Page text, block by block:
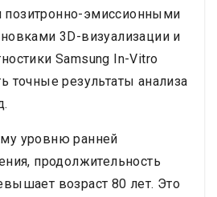
эмиссионными
3D-визуализации и
Samsung In-Vitro
точные результаты анализа
уровню ранней
продолжительность
возраст 80 лет. Это